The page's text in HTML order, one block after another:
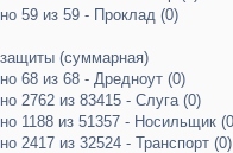
59 из 59 - Проклад (0)
(суммарная)
68 из 68 - Дредноут (0)
2762 из 83415 - Слуга (0)
1188 из 51357 - Носильщик
2417 из 32524 - Транспорт (0)